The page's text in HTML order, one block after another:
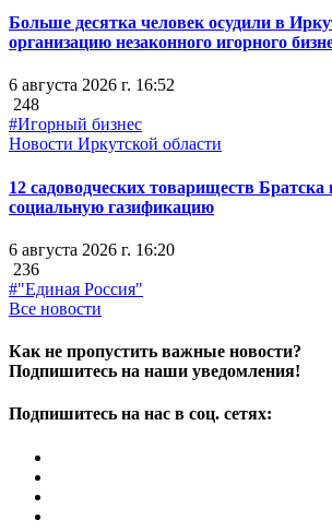
Больше десятка человек осудили в
организацию незаконного игорного
6 августа 2026 г. 16:52
248
#Игорный бизнес
Новости Иркутской области
12 садоводческих товариществ Братска
социальную газификацию
6 августа 2026 г. 16:20
236
#"Единая Россия"
Все новости
Как не пропустить важные новости?
Подпишитесь на наши уведомления!
Подпишитесь на нас в соц. сетях: